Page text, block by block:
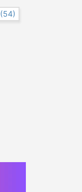
(54)